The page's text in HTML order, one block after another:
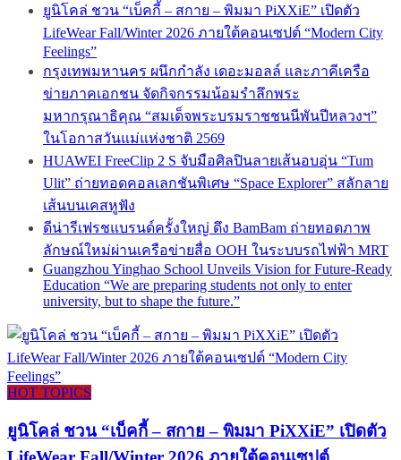
ยูนิโคล่ ชวน “เบ็คกี้ – สกาย – พิมมา PiXXiE” เปิดตัว
LifeWear Fall/Winter 2026 ภายใต้คอนเซปต์ “Modern City
Feelings”
กรุงเทพมหานคร ผนึกกำลัง เดอะมอลล์ และภาคีเครือ
ข่ายภาคเอกชน จัดกิจกรรมน้อมรำลึกพระ
มหากรุณาธิคุณ “สมเด็จพระบรมราชชนนีพันปีหลวงฯ”
ในโอกาสวันแม่แห่งชาติ 2569
HUAWEI FreeClip 2 S จับมือศิลปินลายเส้นอบอุ่น “Tum
Ulit” ถ่ายทอดคอลเลกชันพิเศษ “Space Explorer” สลักลาย
เส้นบนเคสหูฟัง
ดีน่ารีเฟรชแบรนด์ครั้งใหญ่ ดึง BamBam ถ่ายทอดภาพ
ลักษณ์ใหม่ผ่านเครือข่ายสื่อ OOH ในระบบรถไฟฟ้า MRT
Guangzhou Yinghao School Unveils Vision for Future-Ready
Education “We are preparing students not only to enter
university, but to shape the future.”
HOT TOPICS
ยูนิโคล่ ชวน “เบ็คกี้ – สกาย – พิมมา PiXXiE” เปิดตัว